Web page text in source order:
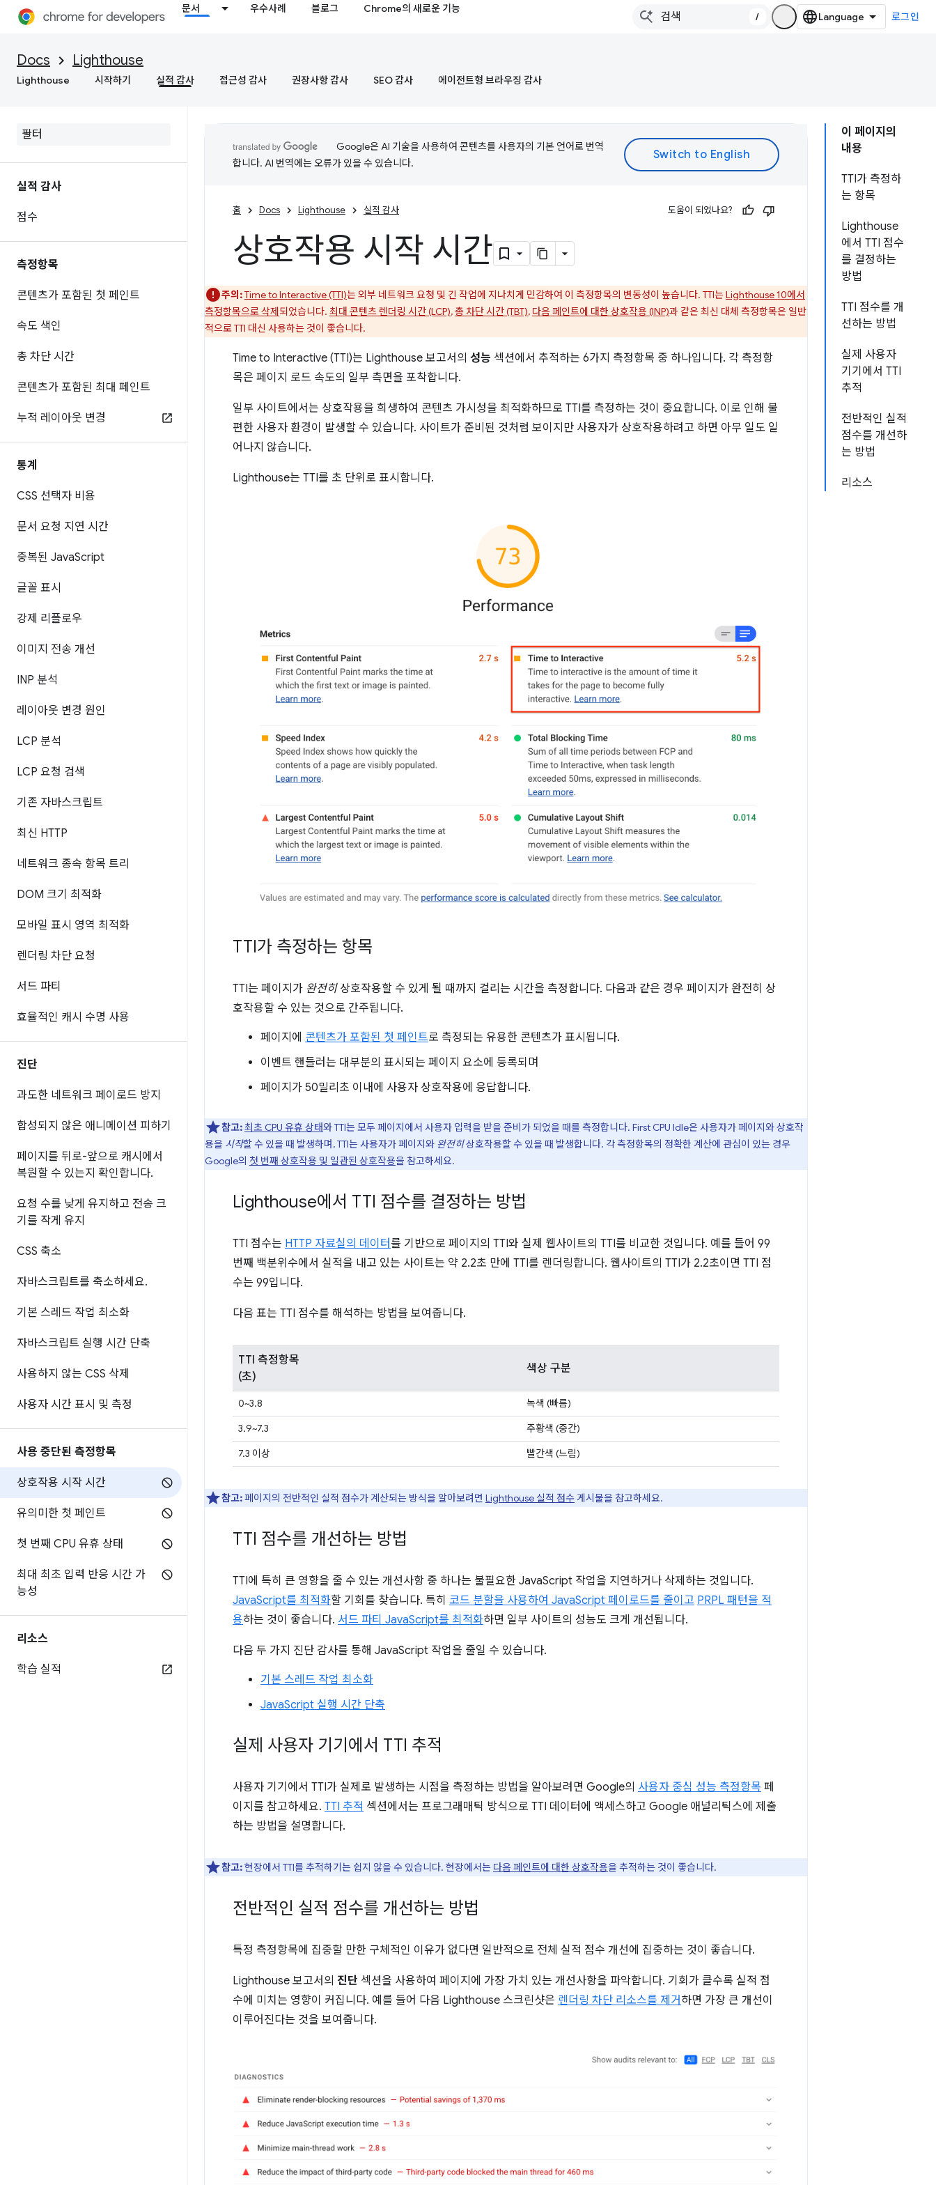
문서 우수사례 블로그 Chrome의 새로운 기능
/ 로그인
Docs Lighthouse
Lighthouse 시작하기 실적 감사 접근성 감사 권장사항 감사 SEO 감사 에이전트형 브라우징 감사
실적 감사
점수
측정항목
콘텐츠가 포함된 첫 페인트
속도 색인
총 차단 시간
콘텐츠가 포함된 최대 페인트
누적 레이아웃 변경
통계
CSS 선택자 비용
문서 요청 지연 시간
중복된 JavaScript
글꼴 표시
강제 리플로우
이미지 전송 개선
INP 분석
레이아웃 변경 원인
LCP 분석
LCP 요청 검색
기존 자바스크립트
최신 HTTP
네트워크 종속 항목 트리
DOM 크기 최적화
모바일 표시 영역 최적화
렌더링 차단 요청
서드 파티
효율적인 캐시 수명 사용
진단
과도한 네트워크 페이로드 방지
합성되지 않은 애니메이션 피하기
페이지를 뒤로-앞으로 캐시에서
복원할 수 있는지 확인합니다.
요청 수를 낮게 유지하고 전송 크
기를 작게 유지
CSS 축소
자바스크립트를 축소하세요.
기본 스레드 작업 최소화
자바스크립트 실행 시간 단축
사용하지 않는 CSS 삭제
사용자 시간 표시 및 측정
사용 중단된 측정항목
상호작용 시작 시간
유의미한 첫 페인트
첫 번째 CPU 유휴 상태
최대 최초 입력 반응 시간 가
능성
리소스
학습 실적
이 페이지의
내용
TTI가 측정하
는 항목
Lighthouse
에서 TTI 점수
를 결정하는
방법
TTI 점수를 개
선하는 방법
실제 사용자
기기에서 TTI
추적
전반적인 실적
점수를 개선하
는 방법
리소스
Google은 AI 기술을 사용하여 콘텐츠를 사용자의 기본 언어로 번역
합니다. AI 번역에는 오류가 있을 수 있습니다.
홈 Docs Lighthouse 실적 감사 도움이 되었나요?
상호작용 시작 시간
주의:Time to Interactive (TTI)는 외부 네트워크 요청 및 긴 작업에 지나치게 민감하여 이 측정항목의 변동성이 높습니다. TTI는Lighthouse 10에서
측정항목으로 삭제되었습니다. 최대 콘텐츠 렌더링 시간 (LCP),총 차단 시간 (TBT), 다음 페인트에 대한 상호작용 (INP)과 같은 최신 대체 측정항목은 일반
적으로 TTI 대신 사용하는 것이 좋습니다.
Time to Interactive (TTI)는 Lighthouse 보고서의 성능 섹션에서 추적하는 6가지 측정항목 중 하나입니다. 각 측정항
목은 페이지 로드 속도의 일부 측면을 포착합니다.
일부 사이트에서는 상호작용을 희생하여 콘텐츠 가시성을 최적화하므로 TTI를 측정하는 것이 중요합니다. 이로 인해 불
편한 사용자 환경이 발생할 수 있습니다. 사이트가 준비된 것처럼 보이지만 사용자가 상호작용하려고 하면 아무 일도 일
어나지 않습니다.
Lighthouse는 TTI를 초 단위로 표시합니다.
TTI가 측정하는 항목
TTI는 페이지가 완전히상호작용할 수 있게 될 때까지 걸리는 시간을 측정합니다. 다음과 같은 경우 페이지가 완전히 상
호작용할 수 있는 것으로 간주됩니다.
페이지에 콘텐츠가 포함된 첫 페인트로 측정되는 유용한 콘텐츠가 표시됩니다.
이벤트 핸들러는 대부분의 표시되는 페이지 요소에 등록되며
페이지가 50밀리초 이내에 사용자 상호작용에 응답합니다.
참고:최초 CPU 유휴 상태와 TTI는 모두 페이지에서 사용자 입력을 받을 준비가 되었을 때를 측정합니다. First CPU Idle은 사용자가 페이지와 상호작
용을 시작할 수 있을 때 발생하며, TTI는 사용자가 페이지와 완전히상호작용할 수 있을 때 발생합니다. 각 측정항목의 정확한 계산에 관심이 있는 경우
Google의 첫 번째 상호작용 및 일관된 상호작용을 참고하세요.
Lighthouse에서 TTI 점수를 결정하는 방법
TTI 점수는 HTTP 자료실의 데이터를 기반으로 페이지의 TTI와 실제 웹사이트의 TTI를 비교한 것입니다. 예를 들어 99
번째 백분위수에서 실적을 내고 있는 사이트는 약 2.2초 만에 TTI를 렌더링합니다. 웹사이트의 TTI가 2.2초이면 TTI 점
수는 99입니다.
다음 표는 TTI 점수를 해석하는 방법을 보여줍니다.
TTI 측정항목
(초)
색상 구분
0~3.8
녹색 (빠름)
3.9~7.3
주황색 (중간)
7.3 이상
빨간색 (느림)
참고:페이지의 전반적인 실적 점수가 계산되는 방식을 알아보려면 Lighthouse 실적 점수 게시물을 참고하세요.
TTI 점수를 개선하는 방법
TTI에 특히 큰 영향을 줄 수 있는 개선사항 중 하나는 불필요한 JavaScript 작업을 지연하거나 삭제하는 것입니다.
JavaScript를 최적화할 기회를 찾습니다. 특히 코드 분할을 사용하여 JavaScript 페이로드를 줄이고 PRPL 패턴을 적
용하는 것이 좋습니다. 서드 파티 JavaScript를 최적화하면 일부 사이트의 성능도 크게 개선됩니다.
다음 두 가지 진단 감사를 통해 JavaScript 작업을 줄일 수 있습니다.
기본 스레드 작업 최소화
JavaScript 실행 시간 단축
실제 사용자 기기에서 TTI 추적
사용자 기기에서 TTI가 실제로 발생하는 시점을 측정하는 방법을 알아보려면 Google의 사용자 중심 성능 측정항목 페
이지를 참고하세요. TTI 추적 섹션에서는 프로그래매틱 방식으로 TTI 데이터에 액세스하고 Google 애널리틱스에 제출
하는 방법을 설명합니다.
참고:현장에서 TTI를 추적하기는 쉽지 않을 수 있습니다. 현장에서는 다음 페인트에 대한 상호작용을 추적하는 것이 좋습니다.
전반적인 실적 점수를 개선하는 방법
특정 측정항목에 집중할 만한 구체적인 이유가 없다면 일반적으로 전체 실적 점수 개선에 집중하는 것이 좋습니다.
Lighthouse 보고서의 진단 섹션을 사용하여 페이지에 가장 가치 있는 개선사항을 파악합니다. 기회가 클수록 실적 점
수에 미치는 영향이 커집니다. 예를 들어 다음 Lighthouse 스크린샷은 렌더링 차단 리소스를 제거 하면 가장 큰 개선이
이루어진다는 것을 보여줍니다.